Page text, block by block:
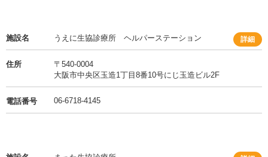
施設名 うえに生協診療所 ヘルパーステーション 詳細
住所
〒540-0004
大阪市中央区玉造1丁目8番10号にじ玉造ビル2F
電話番号 06-6718-4145